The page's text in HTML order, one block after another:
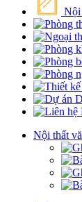
Nội
Nội thất